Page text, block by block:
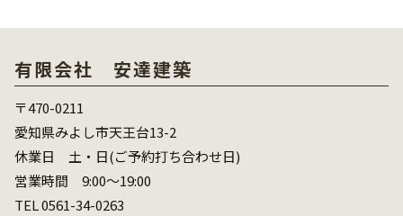
有限会社 安達建築
〒470-0211
愛知県みよし市天王台13-2
休業日 土・日(ご予約打ち合わせ日)
営業時間 9:00～19:00
TEL 0561-34-0263